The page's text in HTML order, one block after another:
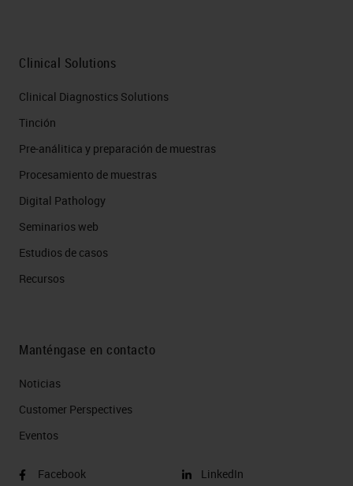
Clinical Solutions
Clinical Diagnostics Solutions
Tinción
Pre-análitica y preparación de muestras
Procesamiento de muestras
Digital Pathology
Seminarios web
Estudios de casos
Recursos
Manténgase en contacto
Noticias
Customer Perspectives​
Eventos
Facebook
LinkedIn